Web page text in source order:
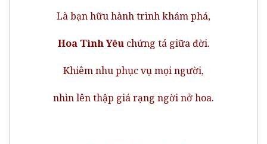
Là bạn hữu hành trình khám phá,
Hoa Tình Yêu chứng tá giữa đời.
Khiêm nhu phục vụ mọi người,
nhìn lên thập giá rạng ngời nở hoa.